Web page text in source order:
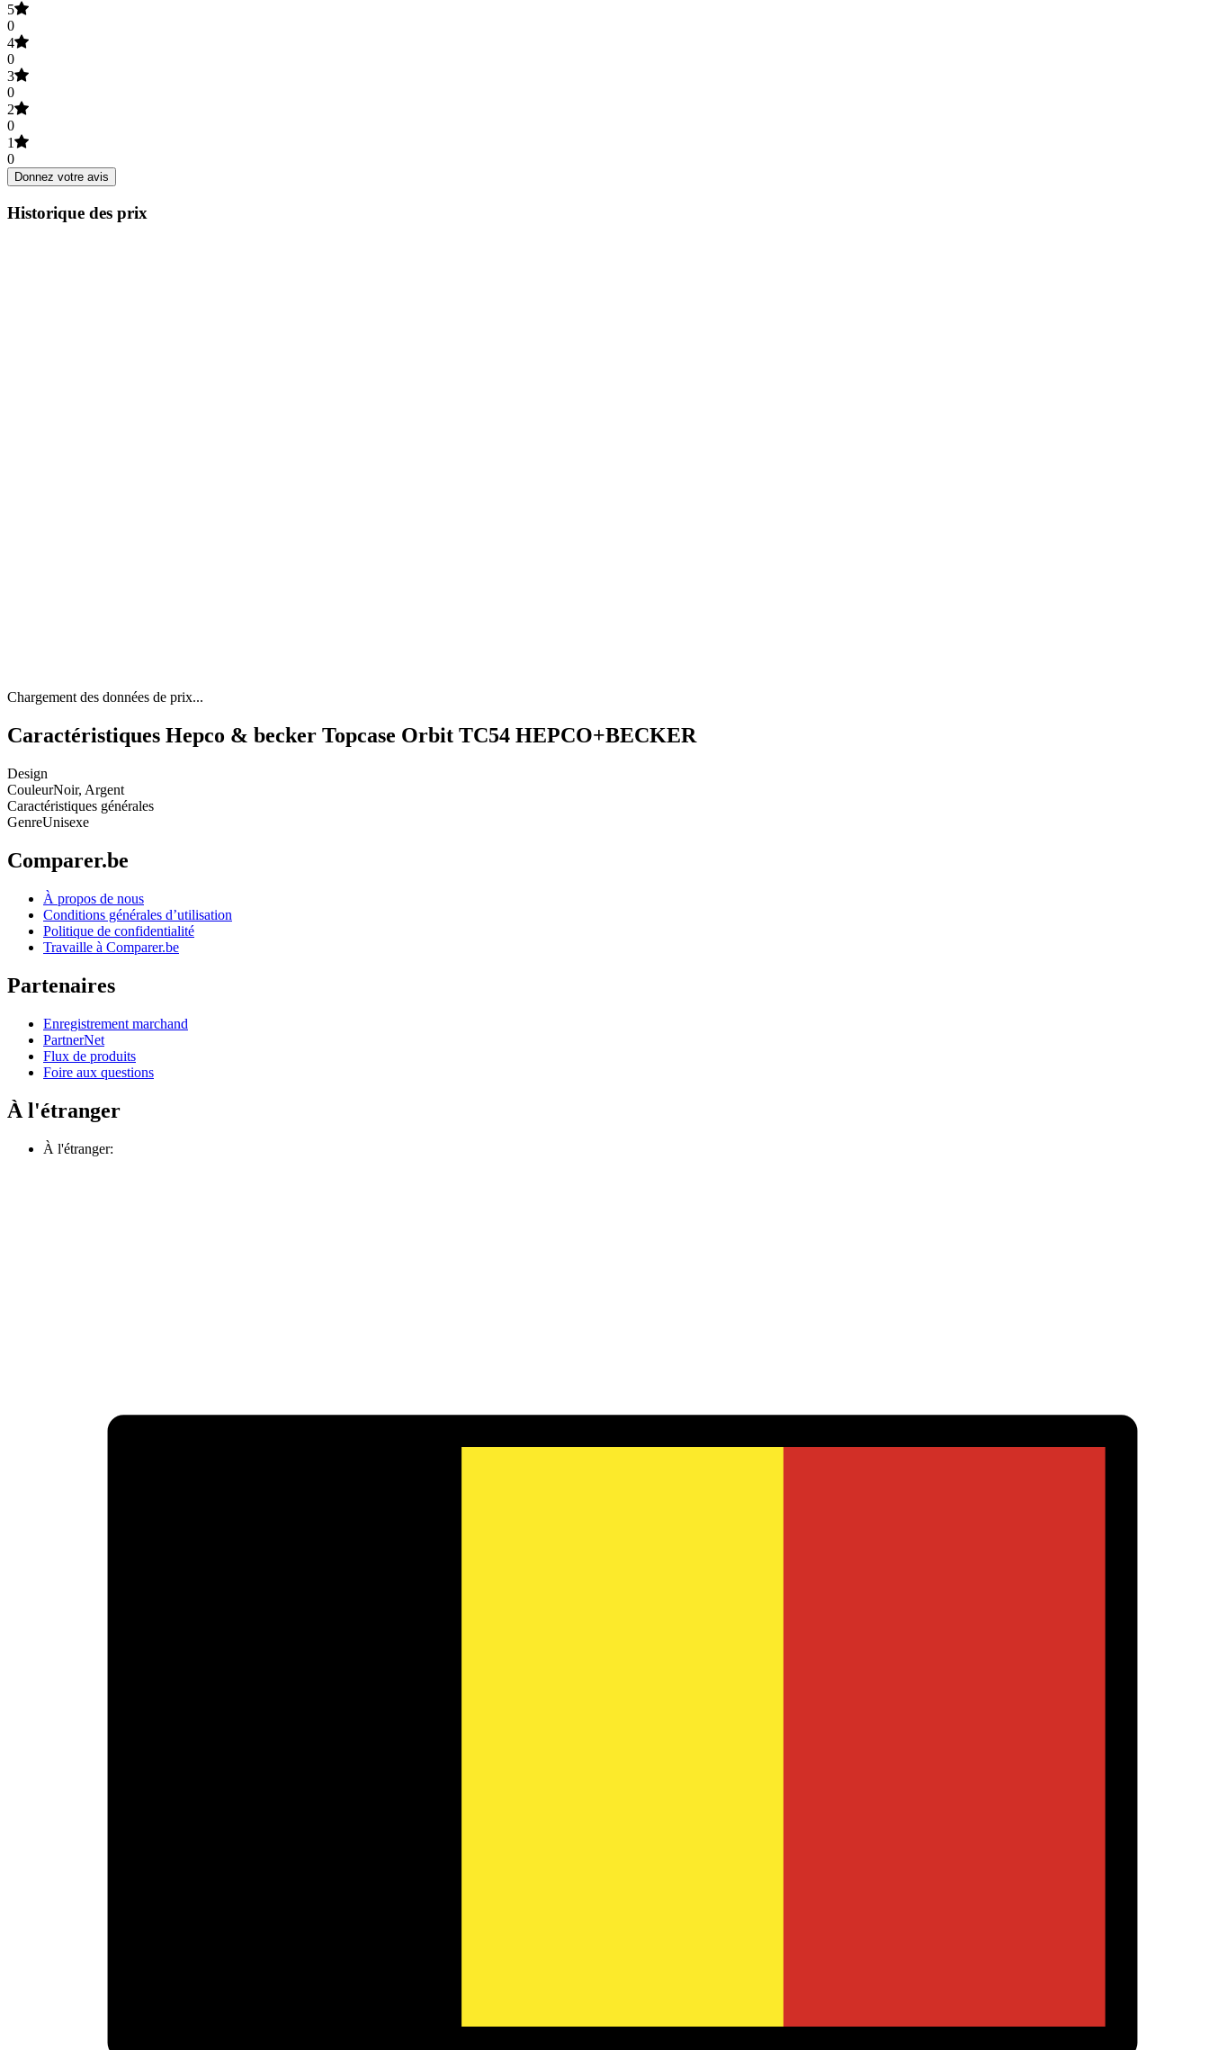
5
0
4
0
3
0
2
0
1
0
Donnez votre avis
Historique des prix
Chargement des données de prix...
Caractéristiques Hepco & becker Topcase Orbit TC54 HEPCO+BECKER
Design
CouleurNoir, Argent
Caractéristiques générales
GenreUnisexe
Comparer.be
À propos de nous
Conditions générales d’utilisation
Politique de confidentialité
Travaille à Comparer.be
Partenaires
Enregistrement marchand
PartnerNet
Flux de produits
Foire aux questions
À l'étranger
À l'étranger: